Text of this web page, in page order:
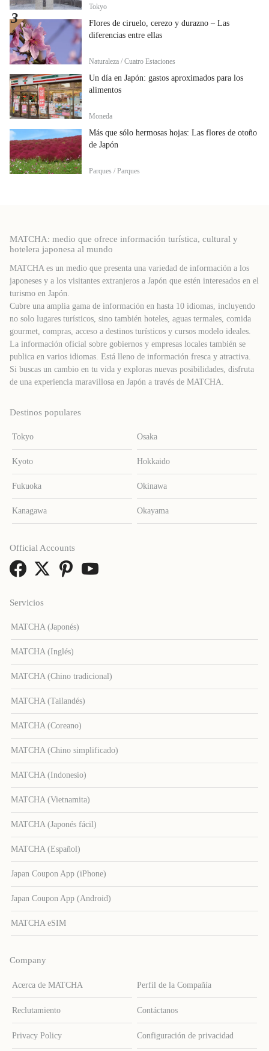
Tokyo
Flores de ciruelo, cerezo y durazno – Las
diferencias entre ellas
Naturaleza / Cuatro Estaciones
Un día en Japón: gastos aproximados para los
alimentos
Moneda
Más que sólo hermosas hojas: Las flores de otoño
de Japón
Parques / Parques
MATCHA: medio que ofrece información turística, cultural y
hotelera japonesa al mundo
MATCHA es un medio que presenta una variedad de información a los
japoneses y a los visitantes extranjeros a Japón que estén interesados ​​en el
turismo en Japón.
Cubre una amplia gama de información en hasta 10 idiomas, incluyendo
no solo lugares turísticos, sino también hoteles, aguas termales, comida
gourmet, compras, acceso a destinos turísticos y cursos modelo ideales.
La información oficial sobre gobiernos y empresas locales también se
publica en varios idiomas. Está lleno de información fresca y atractiva.
Si buscas un cambio en tu vida y exploras nuevas posibilidades, disfruta
de una experiencia maravillosa en Japón a través de MATCHA.
Destinos populares
Tokyo Osaka
Kyoto Hokkaido
Fukuoka Okinawa
Kanagawa Okayama
Servicios
MATCHA (Japonés)
MATCHA (Inglés)
MATCHA (Chino tradicional)
MATCHA (Tailandés)
MATCHA (Coreano)
MATCHA (Chino simplificado)
MATCHA (Indonesio)
MATCHA (Vietnamita)
MATCHA (Japonés fácil)
MATCHA (Español)
Japan Coupon App (iPhone)
Japan Coupon App (Android)
MATCHA eSIM
Company
Acerca de MATCHA Perfil de la Compañía
Reclutamiento Contáctanos
Privacy Policy Configuración de privacidad
Official Accounts